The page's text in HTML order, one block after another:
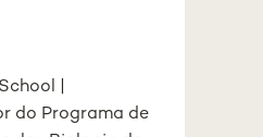
|
do Programa de